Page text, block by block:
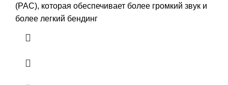
(PAC), которая обеспечивает более громкий звук и
более легкий бендинг